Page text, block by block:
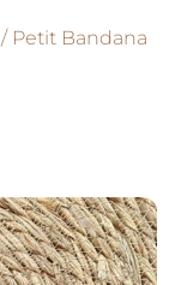
/ Petit Bandana